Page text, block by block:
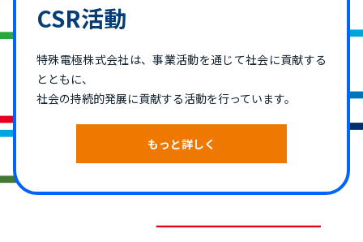
CSR活動
特殊電極株式会社は、事業活動を通じて社会に貢献する
とともに、
社会の持続的発展に貢献する活動を行っています。
もっと詳しく